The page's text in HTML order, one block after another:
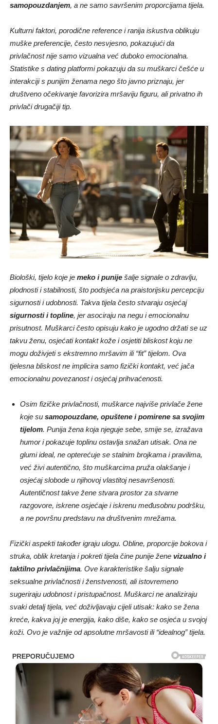
samopouzdanjem, a ne samo savršenim proporcijama tijela.
Kulturni faktori, porodične reference i ranija iskustva oblikuju
muške preferencije, često nesvjesno, pokazujući da
privlačnost nije samo vizualna već duboko emocionalna.
Statistike s dating platformi pokazuju da su muškarci češće u
interakciji s punijim ženama nego što javno priznaju, jer
društveno očekivanje favorizira mršaviju figuru, ali privatno ih
privlači drugačiji tip.
Biološki, tijelo koje je meko i punije šalje signale o zdravlju,
plodnosti i stabilnosti, što podsjeća na praistorijsku percepciju
sigurnosti i udobnosti. Takva tijela često stvaraju osjećaj
sigurnosti i topline, jer asociraju na negu i emocionalnu
prisutnost. Muškarci često opisuju kako je ugodno držati se uz
takvu ženu, osjećati kontakt kože i osjetiti bliskost koju ne
mogu doživjeti s ekstremno mršavim ili “fit” tijelom. Ova
tjelesna bliskost ne implicira samo fizički kontakt, već jača
emocionalnu povezanost i osjećaj prihvaćenosti.
Osim fizičke privlačnosti, muškarce najviše privlače žene
koje su samopouzdane, opuštene i pomirene sa svojim
tijelom. Punija žena koja njeguje sebe, smije se, izražava
humor i pokazuje toplinu ostavlja snažan utisak. Ona ne
glumi ideal, ne opterećuje se stalnim brojkama i pravilima,
već živi autentično, što muškarcima pruža olakšanje i
osjećaj slobode u njihovoj vlastitoj nesavršenosti.
Autentičnost takve žene stvara prostor za stvarne
razgovore, iskrene osjećaje i iskrenu međusobnu podršku,
a ne površnu predstavu na društvenim mrežama.
Fizički aspekti također igraju ulogu. Obline, proporcije bokova i
struka, oblik kretanja i pokreti tijela čine punije žene vizualno i
taktilno privlačnijima. Ove karakteristike šalju signale
seksualne privlačnosti i ženstvenosti, ali istovremeno
sugeriraju udobnost i pristupačnost. Muškarci ne analiziraju
svaki detalj tijela, već doživljavaju cijeli utisak: kako se žena
kreće, kakva joj je energija, kako diše, kako se osjeća u svojoj
koži. Ovo je važnije od apsolutne mršavosti ili “idealnog” tijela.